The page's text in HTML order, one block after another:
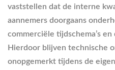
vaststellen dat de interne
aannemers doorgaans
commerciële tijdschema’s
Hierdoor blijven technische
onopgemerkt tijdens de